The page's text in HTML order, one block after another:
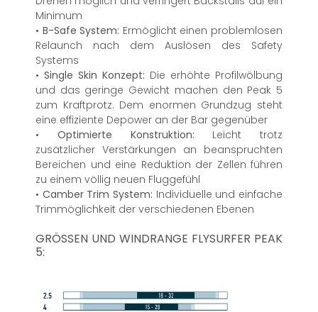
Minimum
• B-Safe System: Ermöglicht einen problemlosen
Relaunch nach dem Auslösen des Safety
Systems
• Single Skin Konzept: Die erhöhte Profilwölbung
und das geringe Gewicht machen den Peak 5
zum Kraftprotz. Dem enormen Grundzug steht
eine effiziente Depower an der Bar gegenüber
• Optimierte Konstruktion: Leicht trotz
zusätzlicher Verstärkungen an beanspruchten
Bereichen und eine Reduktion der Zellen führen
zu einem völlig neuen Fluggefühl
• Camber Trim System: Individuelle und einfache
Trimmöglichkeit der verschiedenen Ebenen
GRÖSSEN UND WINDRANGE FLYSURFER PEAK 5
: